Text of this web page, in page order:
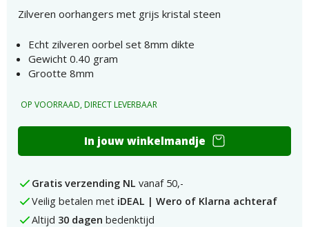
Zilveren oorhangers met grijs kristal steen
Echt zilveren oorbel set 8mm dikte
Gewicht 0.40 gram
Grootte 8mm
OP VOORRAAD, DIRECT LEVERBAAR
Zilveren
grijs
kristal
steen
aantal
In jouw winkelmandje
Gratis verzending NL vanaf 50,-
Veilig betalen met iDEAL | Wero of Klarna achteraf
Altijd 30 dagen bedenktijd